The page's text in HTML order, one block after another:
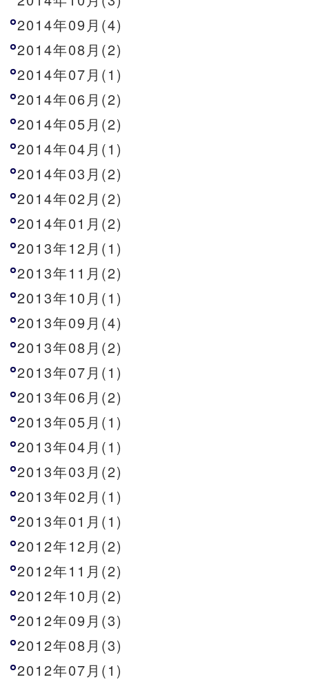
2014年09月(4)
2014年08月(2)
2014年07月(1)
2014年06月(2)
2014年05月(2)
2014年04月(1)
2014年03月(2)
2014年02月(2)
2014年01月(2)
2013年12月(1)
2013年11月(2)
2013年10月(1)
2013年09月(4)
2013年08月(2)
2013年07月(1)
2013年06月(2)
2013年05月(1)
2013年04月(1)
2013年03月(2)
2013年02月(1)
2013年01月(1)
2012年12月(2)
2012年11月(2)
2012年10月(2)
2012年09月(3)
2012年08月(3)
2012年07月(1)